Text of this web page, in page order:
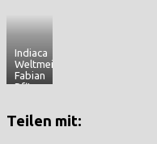
Indiaca
Weltmeister
Fabian
Pfitzner
ins
Teilen mit: